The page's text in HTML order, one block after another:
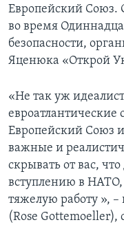
Европейский Союз.
во время
безопасности,
Яценюка «Открой
«Не так уж
евроатлантические
Европейский Союз
важные и
скрывать от вас,
вступлению в НАТО,
тяжелую работу », –
(Rose Gottemoeller),